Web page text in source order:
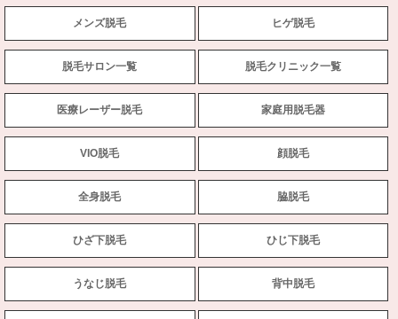
メンズ脱毛 ヒゲ脱毛
脱毛サロン一覧 脱毛クリニック一覧
医療レーザー脱毛 家庭用脱毛器
VIO脱毛 顔脱毛
全身脱毛 脇脱毛
ひざ下脱毛 ひじ下脱毛
うなじ脱毛 背中脱毛